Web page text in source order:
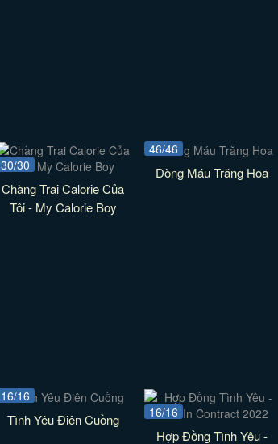
30/30
Chàng Trai Calorie Của
Tôi - My Calorie Boy
46/46
Dòng Máu Trăng Hoa
16/16
Tình Yêu Điên Cuồng 16/16
Hợp Đồng Tình Yêu -